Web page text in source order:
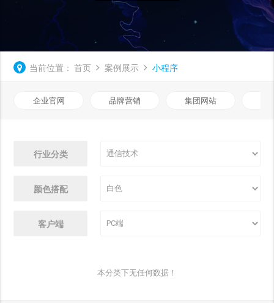
当前位置： 首页 案例展示 小程序
企业官网 品牌营销 集团网站
行业分类
颜色搭配
客户端
本分类下无任何数据！